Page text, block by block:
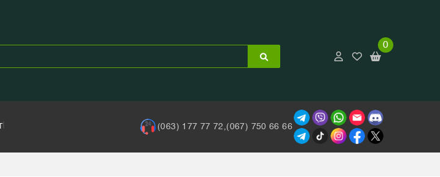
0
| (063) 177 77 72, (067) 750 66 66